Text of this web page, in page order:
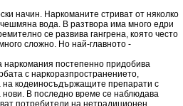
начин. Наркоманите стриват от няколко
чешмяна вода. В разтвора има много едри
се развива гангрена, която често
сложно. Но най-главното -
постепенно придобива
с наркоразпространението,
кодеиносъдържащите препарати с
нови. В последно време се наблюдава
потребители на нетрадиционен